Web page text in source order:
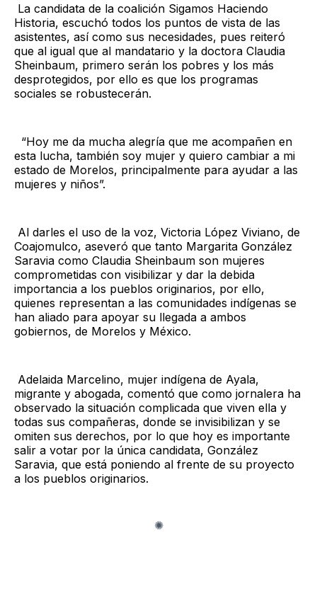
La candidata de la coalición Sigamos Haciendo
Historia, escuchó todos los puntos de vista de las
asistentes, así como sus necesidades, pues reiteró
que al igual que al mandatario y la doctora Claudia
Sheinbaum, primero serán los pobres y los más
desprotegidos, por ello es que los programas
sociales se robustecerán.
“Hoy me da mucha alegría que me acompañen en
esta lucha, también soy mujer y quiero cambiar a mi
estado de Morelos, principalmente para ayudar a las
mujeres y niños”.
Al darles el uso de la voz, Victoria López Viviano, de
Coajomulco, aseveró que tanto Margarita González
Saravia como Claudia Sheinbaum son mujeres
comprometidas con visibilizar y dar la debida
importancia a los pueblos originarios, por ello,
quienes representan a las comunidades indígenas se
han aliado para apoyar su llegada a ambos
gobiernos, de Morelos y México.
Adelaida Marcelino, mujer indígena de Ayala,
migrante y abogada, comentó que como jornalera ha
observado la situación complicada que viven ella y
todas sus compañeras, donde se invisibilizan y se
omiten sus derechos, por lo que hoy es importante
salir a votar por la única candidata, González
Saravia, que está poniendo al frente de su proyecto
a los pueblos originarios.